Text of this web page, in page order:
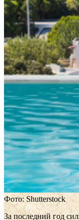
Фото: Shutterstock
За последний год